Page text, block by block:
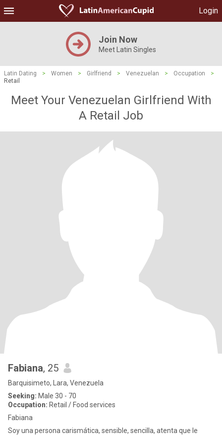
Login
Join Now
Meet Latin Singles
Latin Dating > Women > Girlfriend > Venezuelan > Occupation
>
Retail
Meet Your Venezuelan Girlfriend With
A Retail Job
Fabiana, 25
Barquisimeto, Lara, Venezuela
Seeking: Male 30 - 70
Occupation: Retail / Food services
Fabiana
Soy una persona carismática, sensible, sencilla, atenta que le